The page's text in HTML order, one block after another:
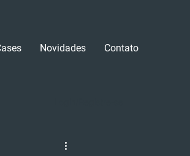
Novidades Contato